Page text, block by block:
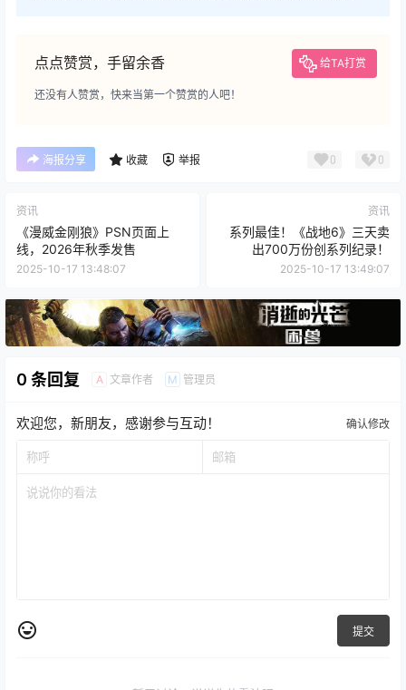
点点赞赏，手留余香 给TA打赏
还没有人赞赏，快来当第一个赞赏的人吧！
海报分享 收藏 举报 0 0
资讯
《漫威金刚狼》PSN页面上
线，2026年秋季发售
2025-10-17 13:48:07
资讯
系列最佳！《战地6》三天卖
出700万份创系列纪录！
2025-10-17 13:49:07
0 条回复 A 文章作者 M 管理员
欢迎您，新朋友，感谢参与互动！ 确认修改
提交